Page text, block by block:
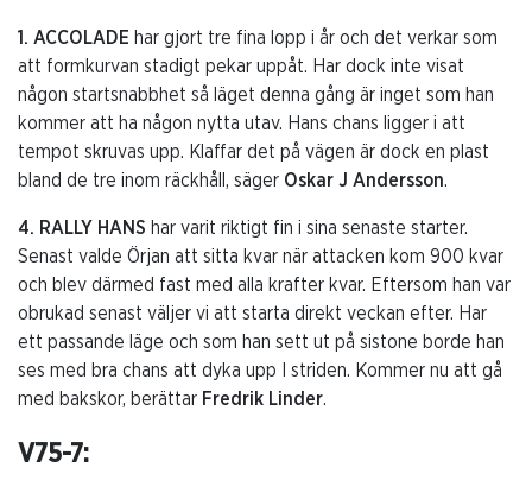
1. ACCOLADE har gjort tre fina lopp i år och det verkar som
att formkurvan stadigt pekar uppåt. Har dock inte visat
någon startsnabbhet så läget denna gång är inget som han
kommer att ha någon nytta utav. Hans chans ligger i att
tempot skruvas upp. Klaffar det på vägen är dock en plast
bland de tre inom räckhåll, säger Oskar J Andersson.
4. RALLY HANS har varit riktigt fin i sina senaste starter.
Senast valde Örjan att sitta kvar när attacken kom 900 kvar
och blev därmed fast med alla krafter kvar. Eftersom han var
obrukad senast väljer vi att starta direkt veckan efter. Har
ett passande läge och som han sett ut på sistone borde han
ses med bra chans att dyka upp I striden. Kommer nu att gå
med bakskor, berättar Fredrik Linder.
V75-7: